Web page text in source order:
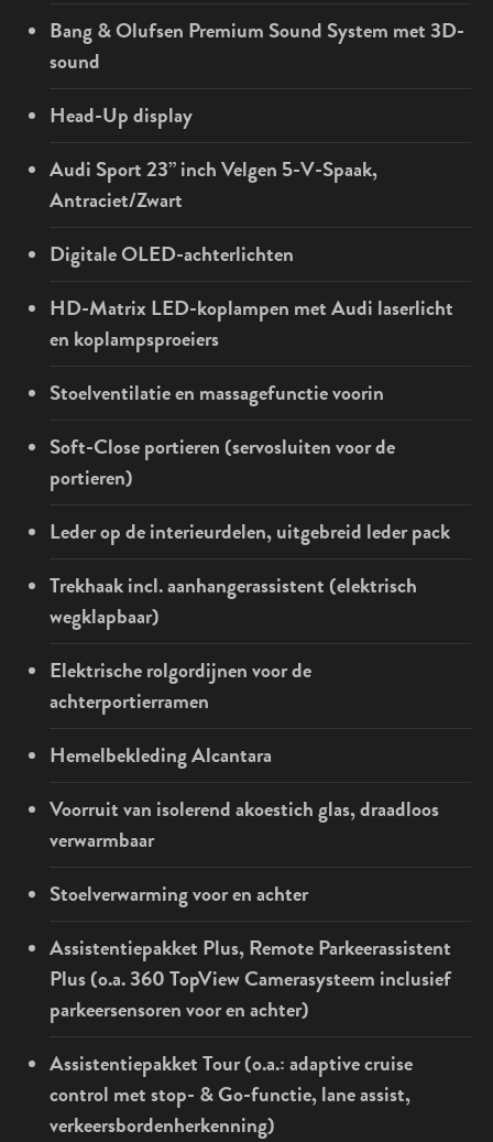
Bang & Olufsen Premium Sound System met 3D-
sound
Head-Up display
Audi Sport 23” inch Velgen 5-V-Spaak,
Antraciet/Zwart
Digitale OLED-achterlichten
HD-Matrix LED-koplampen met Audi laserlicht
en koplampsproeiers
Stoelventilatie en massagefunctie voorin
Soft-Close portieren (servosluiten voor de
portieren)
Leder op de interieurdelen, uitgebreid leder pack
Trekhaak incl. aanhangerassistent (elektrisch
wegklapbaar)
Elektrische rolgordijnen voor de
achterportierramen
Hemelbekleding Alcantara
Voorruit van isolerend akoestich glas, draadloos
verwarmbaar
Stoelverwarming voor en achter
Assistentiepakket Plus, Remote Parkeerassistent
Plus (o.a. 360 TopView Camerasysteem inclusief
parkeersensoren voor en achter)
Assistentiepakket Tour (o.a.: adaptive cruise
control met stop- & Go-functie, lane assist,
verkeersbordenherkenning)